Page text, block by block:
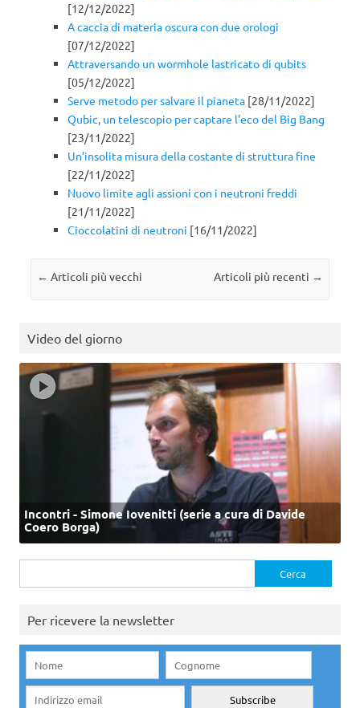
[12/12/2022]
A caccia di materia oscura con due orologi
[07/12/2022]
Attraversando un wormhole lastricato di qubits
[05/12/2022]
Serve metodo per salvare il pianeta [28/11/2022]
Qubic, un telescopio per captare l’eco del Big Bang
[23/11/2022]
Un’insolita misura della costante di struttura fine
[22/11/2022]
Nuovo limite agli assioni con i neutroni freddi
[21/11/2022]
Cioccolatini di neutroni [16/11/2022]
Navigazione articolo
← Articoli più vecchi Articoli più recenti →
Video del giorno
Incontri - Simone Iovenitti (serie a cura di Davide
Coero Borga)
per:
Per ricevere la newsletter